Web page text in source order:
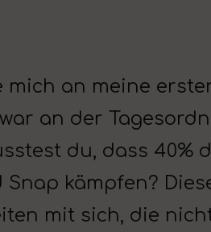
mich an meine
an der
du, dass
Snap kämpfen?
mit sich, die